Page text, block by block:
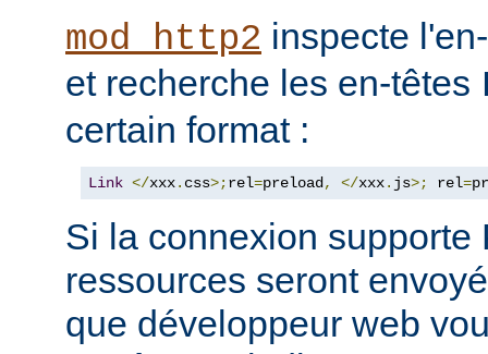
mod_http2 inspecte
et recherche les en-têtes
certain format :
Link </xxx. css>;rel=preload, </xxx. js>; rel=
Si la connexion supporte
ressources seront
que développeur web